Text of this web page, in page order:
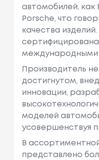
автомобилей, как
Porsche, что
качества
сертифицирована
международными
Производитель
достигнутом,
инновации,
моделей
усовершенствуя
В
представлено